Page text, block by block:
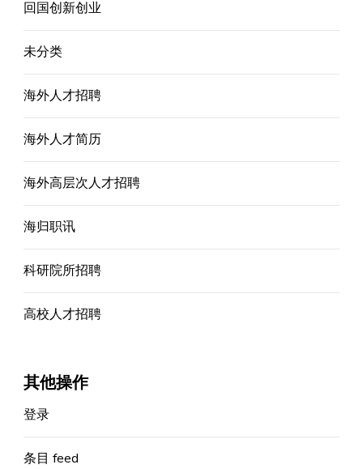
回国创新创业
未分类
海外人才招聘
海外人才简历
海外高层次人才招聘
海归职讯
科研院所招聘
高校人才招聘
其他操作
登录
条目 feed